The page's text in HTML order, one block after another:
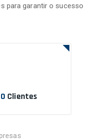
para garantir o sucesso
Clientes